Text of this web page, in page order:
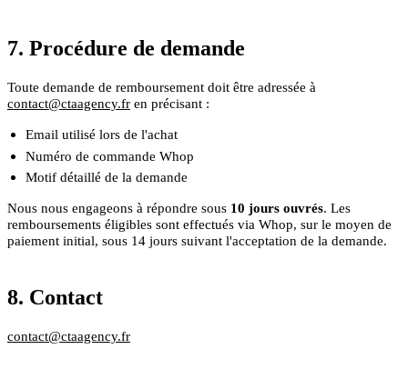
7. Procédure de demande
Toute demande de remboursement doit être adressée à
contact@ctaagency.fr en précisant :
Email utilisé lors de l'achat
Numéro de commande Whop
Motif détaillé de la demande
Nous nous engageons à répondre sous 10 jours ouvrés. Les
remboursements éligibles sont effectués via Whop, sur le moyen de
paiement initial, sous 14 jours suivant l'acceptation de la demande.
8. Contact
contact@ctaagency.fr